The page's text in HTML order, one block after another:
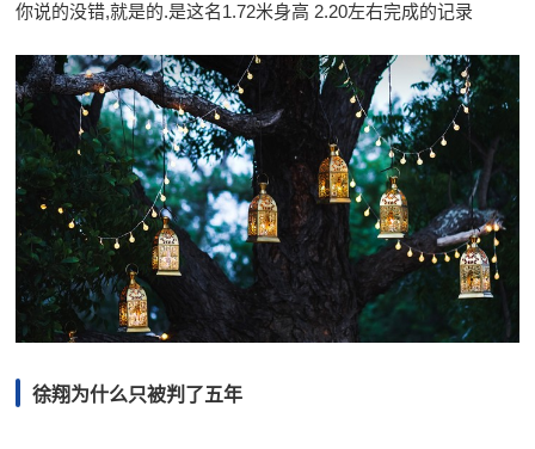
你说的没错,就是的.是这名1.72米身高 2.20左右完成的记录
徐翔为什么只被判了五年